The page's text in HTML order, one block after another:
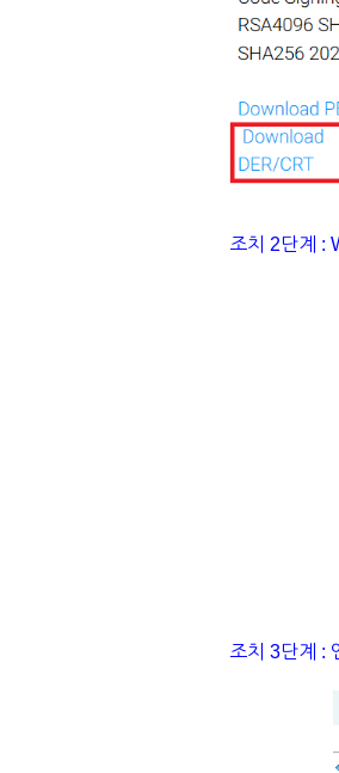
조치 2단계 :
조치 3단계 :